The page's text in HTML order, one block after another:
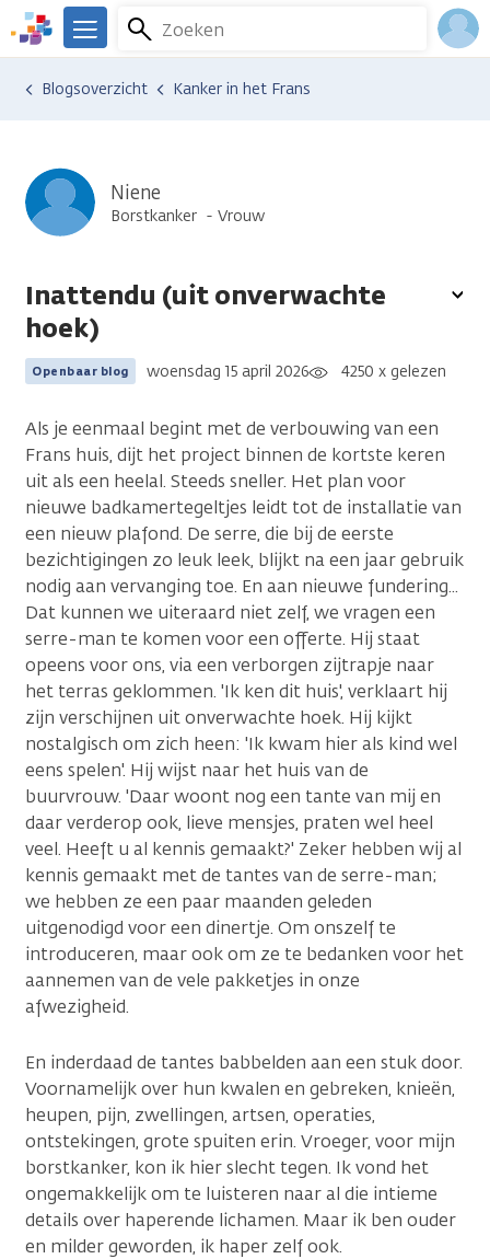
Overslaan
en
naar
We
er
Kanker.nl
Zoeken
Menu
Ervaringen van anderen
Blogsoverzicht Kanker in het Frans
Niene
Borstkanker Vrouw
Inattendu (uit onverwachte
hoek)
Openbaar blog woensdag 15 april 2026 4250 x gelezen
Als je eenmaal begint met de verbouwing van een
Frans huis, dijt het project binnen de kortste keren
uit als een heelal. Steeds sneller. Het plan voor
nieuwe badkamertegeltjes leidt tot de installatie van
een nieuw plafond. De serre, die bij de eerste
bezichtigingen zo leuk leek, blijkt na een jaar gebruik
nodig aan vervanging toe. En aan nieuwe fundering...
Dat kunnen we uiteraard niet zelf, we vragen een
serre-man te komen voor een offerte. Hij staat
opeens voor ons, via een verborgen zijtrapje naar
het terras geklommen. 'Ik ken dit huis', verklaart hij
zijn verschijnen uit onverwachte hoek. Hij kijkt
nostalgisch om zich heen: 'Ik kwam hier als kind wel
eens spelen'. Hij wijst naar het huis van de
buurvrouw. 'Daar woont nog een tante van mij en
daar verderop ook, lieve mensjes, praten wel heel
veel. Heeft u al kennis gemaakt?' Zeker hebben wij al
kennis gemaakt met de tantes van de serre-man;
we hebben ze een paar maanden geleden
uitgenodigd voor een dinertje. Om onszelf te
introduceren, maar ook om ze te bedanken voor het
aannemen van de vele pakketjes in onze
afwezigheid.
En inderdaad de tantes babbelden aan een stuk door.
Voornamelijk over hun kwalen en gebreken, knieën,
heupen, pijn, zwellingen, artsen, operaties,
ontstekingen, grote spuiten erin. Vroeger, voor mijn
borstkanker, kon ik hier slecht tegen. Ik vond het
ongemakkelijk om te luisteren naar al die intieme
details over haperende lichamen. Maar ik ben ouder
en milder geworden, ik haper zelf ook.